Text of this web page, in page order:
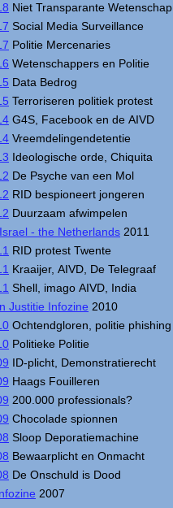
Niet Transparante Wetenschap
Social Media Surveillance
Politie Mercenaries
Wetenschappers en Politie
Data Bedrog
Terroriseren politiek protest
G4S, Facebook en de AIVD
Vreemdelingendetentie
Ideologische orde, Chiquita
De Psyche van een Mol
RID bespioneert jongeren
Duurzaam afwimpelen
- the Netherlands 2011
RID protest Twente
Kraaijer, AIVD, De Telegraaf
Shell, imago AIVD, India
Justitie Infozine 2010
Ochtendgloren, politie phishing
Politieke Politie
ID-plicht, Demonstratierecht
Haags Fouilleren
200.000 professionals?
Chocolade spionnen
Sloop Deporatiemachine
Bewaarplicht en Onmacht
De Onschuld is Dood
2007